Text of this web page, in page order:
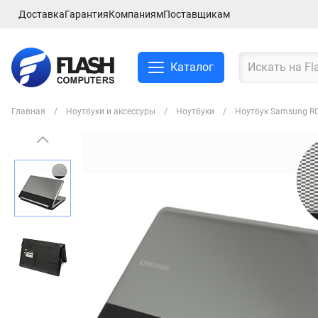
ДоставкаГарантияКомпаниямПоставщикам
Каталог
Главная Ноутбуки и аксессуры Ноутбуки Ноутбук Samsung
Ноутбуки и аксессуры
Компьютеры и
комплектующие
Сетевое оборудование
ТВ, Аудио и Видео